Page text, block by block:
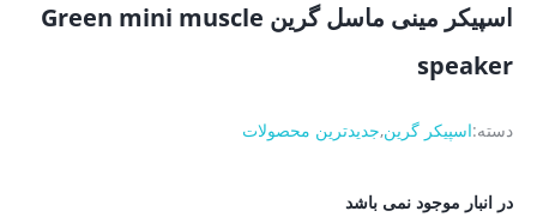
اسپیکر مینی ماسل گرین Green mini muscle
speaker
دسته:اسپیکر گرین,جدیدترین محصولات
در انبار موجود نمی باشد